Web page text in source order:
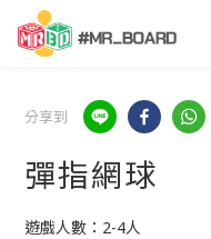
分享到
彈指網球
遊戲人數：2-4人